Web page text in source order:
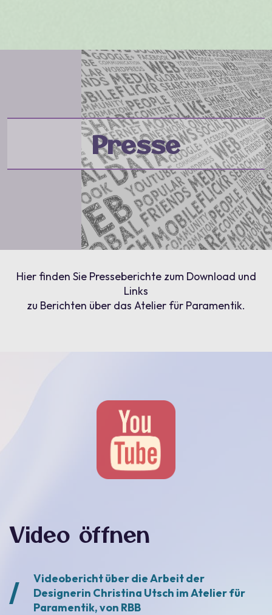
Presse
Hier finden Sie Presseberichte zum Download und
Links
zu Berichten über das Atelier für Paramentik.
Video öffnen
Videobericht über die Arbeit der
Designerin Christina Utsch im Atelier für
Paramentik, von RBB